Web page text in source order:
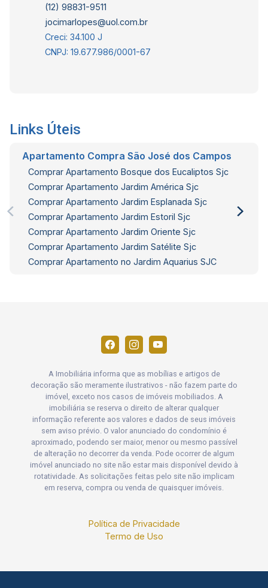
(12) 98831-9511
jocimarlopes@uol.com.br
Creci: 34.100 J
CNPJ: 19.677.986/0001-67
Links Úteis
Apartamento Compra São José dos Campos
Comprar Apartamento Bosque dos Eucaliptos Sjc
Comprar Apartamento Jardim América Sjc
Comprar Apartamento Jardim Esplanada Sjc
Comprar Apartamento Jardim Estoril Sjc
Comprar Apartamento Jardim Oriente Sjc
Comprar Apartamento Jardim Satélite Sjc
Comprar Apartamento no Jardim Aquarius SJC
A Imobiliária informa que as mobílias e artigos de
decoração são meramente ilustrativos - não fazem parte do
imóvel, exceto nos casos de imóveis mobiliados. A
imobiliária se reserva o direito de alterar qualquer
informação referente aos valores e dados de seus imóveis
sem aviso prévio. O valor anunciado do condomínio é
aproximado, podendo ser maior, menor ou mesmo passível
de alteração no decorrer da venda. Pode ocorrer de algum
imóvel anunciado no site não estar mais disponível devido à
rotatividade. As solicitações feitas pelo site não implicam
em reserva, compra ou venda de quaisquer imóveis.
Política de Privacidade
Termo de Uso